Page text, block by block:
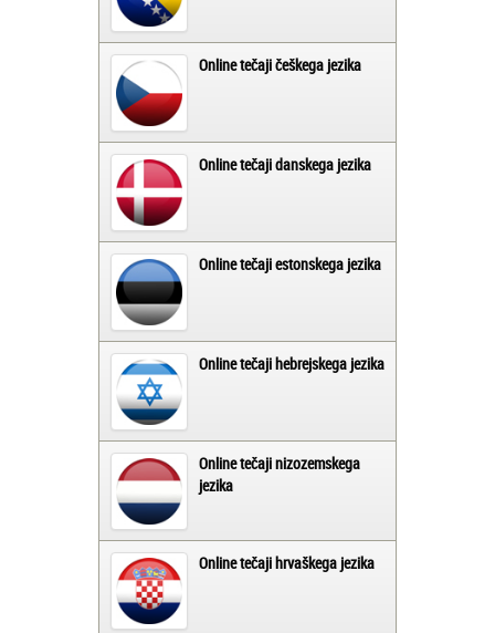
Online tečaji češkega jezika
Online tečaji danskega jezika
Online tečaji estonskega jezika
Online tečaji hebrejskega jezika
Online tečaji nizozemskega
jezika
Online tečaji hrvaškega jezika